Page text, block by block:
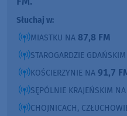
Słuchaj w:
MIASTKU NA 87,8 FM
STAROGARDZIE
KOŚCIERZYNIE NA 91,7
SĘPÓLNIE KRAJEŃSKIM NA
CHOJNICACH,